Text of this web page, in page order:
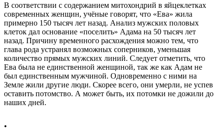
В соответствии с содержанием митохондрий в яйцеклетках
современных женщин, учёные говорят, что «Ева» жила
примерно 150 тысяч лет назад. Анализ мужских половых
клеток дал основание «поселить» Адама на 50 тысяч лет
назад. Причину временного расхождения можно тем, что
глава рода устранял возможных соперников, уменьшая
количество прямых мужских линий. Следует отметить, что
Ева была не единственной женщиной, так же как Адам не
был единственным мужчиной. Одновременно с ними на
Земле жили другие люди. Скорее всего, они умерли, не успев
оставить потомство. А может быть, их потомки не дожили до
наших дней.
.